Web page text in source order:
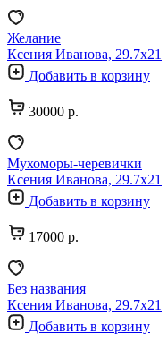
Желание
Ксения Иванова, 29.7х21
Добавить в корзину
30000 р.
Мухоморы-черевички
Ксения Иванова, 29.7х21
Добавить в корзину
17000 р.
Без названия
Ксения Иванова, 29.7х21
Добавить в корзину